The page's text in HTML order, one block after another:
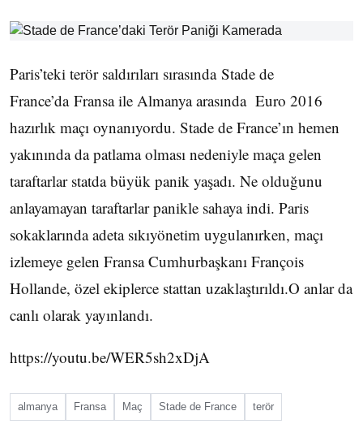
Paris’teki terör saldırıları sırasında Stade de
France’da Fransa ile Almanya arasında Euro 2016
hazırlık maçı oynanıyordu. Stade de France’ın hemen
yakınında da patlama olması nedeniyle maça gelen
taraftarlar statda büyük panik yaşadı. Ne olduğunu
anlayamayan taraftarlar panikle sahaya indi. Paris
sokaklarında adeta sıkıyönetim uygulanırken, maçı
izlemeye gelen Fransa Cumhurbaşkanı François
Hollande, özel ekiplerce stattan uzaklaştırıldı.O anlar da
canlı olarak yayınlandı.
https://youtu.be/WER5sh2xDjA
almanya Fransa Maç Stade de France terör